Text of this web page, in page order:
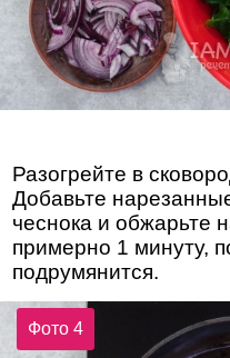
Разогрейте в
Добавьте
чеснока и обжарьте
примерно 1 минуту,
подрумянится.
Фото 4